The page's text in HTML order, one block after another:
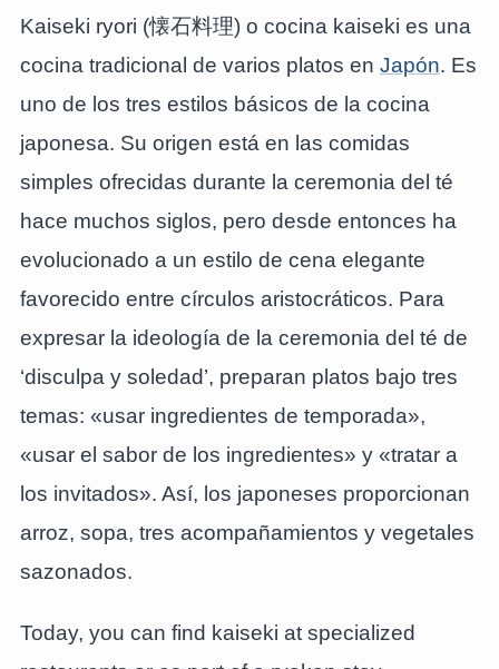
Kaiseki ryori (懐石料理) o cocina kaiseki es una
cocina tradicional de varios platos en Japón. Es
uno de los tres estilos básicos de la cocina
japonesa. Su origen está en las comidas
simples ofrecidas durante la ceremonia del té
hace muchos siglos, pero desde entonces ha
evolucionado a un estilo de cena elegante
favorecido entre círculos aristocráticos. Para
expresar la ideología de la ceremonia del té de
‘disculpa y soledad’, preparan platos bajo tres
temas: «usar ingredientes de temporada»,
«usar el sabor de los ingredientes» y «tratar a
los invitados». Así, los japoneses proporcionan
arroz, sopa, tres acompañamientos y vegetales
sazonados.
Today, you can find kaiseki at specialized